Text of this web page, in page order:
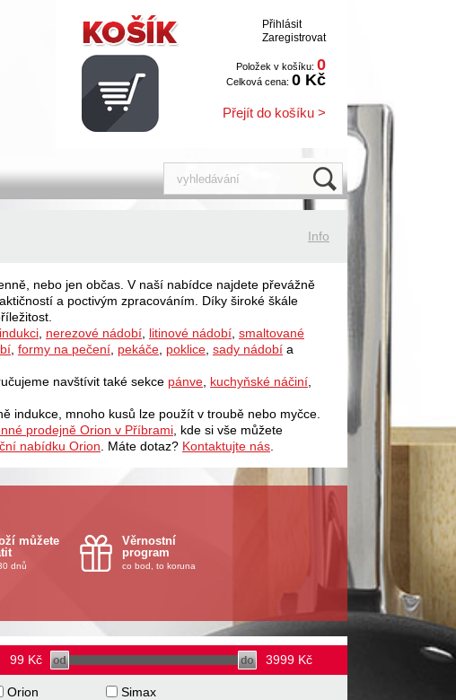
Přihlásit
Zaregistrovat
Položek v košíku: 0
Celková cena: 0 Kč
Přejít do košíku >
Info
nebo jen občas. V naší nabídce najdete převážně
a poctivým zpracováním. Díky široké škále
nerezové nádobí litinové nádobí smaltované
formy na pečení pekáče poklice sady nádobí a
navštívit také sekce pánve kuchyňské náčiní
indukce, mnoho kusů lze použít v troubě nebo myčce.
prodejně Orion v Příbrami , kde si vše můžete
nabídku Orion . Máte dotaz? Kontaktujte nás
můžete
dnů
Věrnostní
program
co bod, to koruna
99 Kč 3999 Kč
Orion Simax